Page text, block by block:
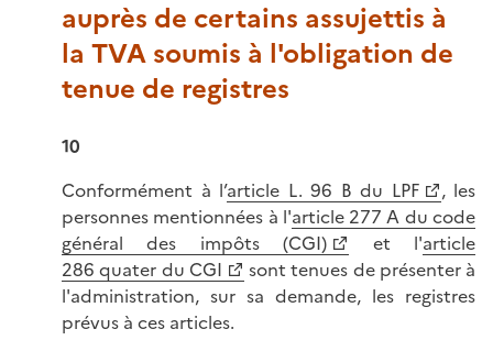
auprès de certains assujettis à
la TVA soumis à l'obligation de
tenue de registres
10
Conformément à l’article L. 96 B du LPF
, les
personnes mentionnées à l'article 277 A du code
général des impôts (CGI)
et l'article
286 quater du CGI
sont tenues de présenter à
l'administration, sur sa demande, les registres
prévus à ces articles.